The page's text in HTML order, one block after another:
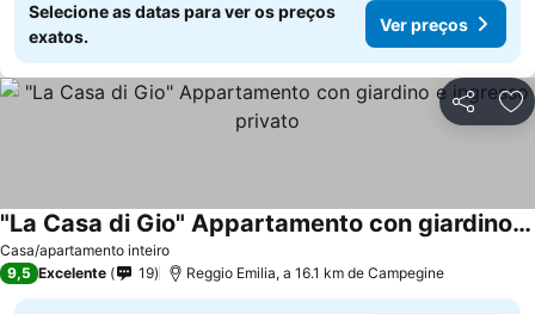
Selecione as datas para ver os preços
exatos.
Ver preços
Partilhar
Casa/apartamento inteiro
"La Casa di Gio" Appartamento con giardino e ingresso privato
9,5 Excelente 19 Reggio Emilia, a 16.1 km de Campegine